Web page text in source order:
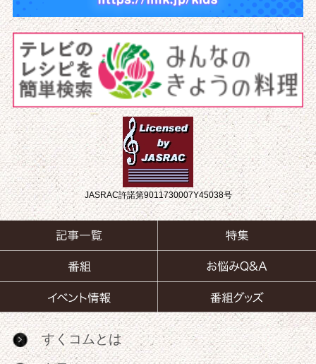
JASRAC許諾第9011730007Y45038号
すくコムとは